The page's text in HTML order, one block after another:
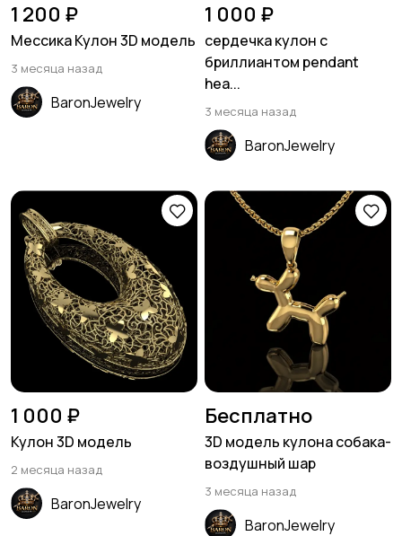
1 200 ₽
Мессика Кулон 3D модель
3 месяца назад
BaronJewelry
1 000 ₽
сердечка кулон с
бриллиантом pendant
hea...
3 месяца назад
BaronJewelry
1 000 ₽
Кулон 3D модель
2 месяца назад
BaronJewelry
Бесплатно
3D модель кулона собака-
воздушный шар
3 месяца назад
BaronJewelry